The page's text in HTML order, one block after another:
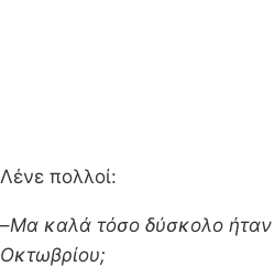
Λένε πολλοί:
–Μα καλά τόσο δύσκολο ήταν
Οκτωβρίου;